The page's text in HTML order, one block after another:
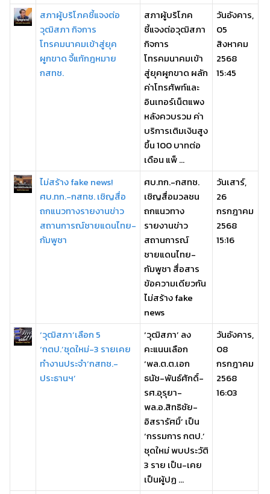
สภาผู้บริโภคชี้แจงต่อ
วุฒิสภา กิจการ
โทรคมนาคมเข้าสู่ยุค
ผูกขาด จี้แก้กฎหมาย
กสทช.
สภาผู้บริโภค
ชี้แจงต่อวุฒิสภา
กิจการ
โทรคมนาคมเข้า
สู่ยุคผูกขาด ผลัก
ค่าโทรศัพท์และ
อินเทอร์เน็ตแพง
หลังควบรวม ค่า
บริการเติมเงินสูง
ขึ้น 100 บาทต่อ
เดือน แพ็ ...
วันอังคาร,
05
สิงหาคม
2568
15:45
ไม่สร้าง fake news!
ศบ.ทก.-กสทช. เชิญสื่อ
ถกแนวทางรายงานข่าว
สถานการณ์ชายแดนไทย-
กัมพูชา
ศบ.ทก.-กสทช.
เชิญสื่อมวลชน
ถกแนวทาง
รายงานข่าว
สถานการณ์
ชายแดนไทย-
กัมพูชา สื่อสาร
ข้อความเดียวกัน
ไม่สร้าง fake
news
วันเสาร์,
26
กรกฎาคม
2568
15:16
‘วุฒิสภา’เลือก 5
‘กตป.’ชุดใหม่-3 รายเคย
ทำงานประจำ‘กสทช.-
ประธานฯ’
‘วุฒิสภา’ ลง
คะแนนเลือก
‘พล.ต.ต.เอก
ธนัช-พันธ์ศักดิ์-
รศ.อุรุยา-
พล.อ.สิทธิชัย-
อิสรารัศมิ์’ เป็น
‘กรรมการ กตป.’
ชุดใหม่ พบประวัติ
3 ราย เป็น-เคย
เป็นผู้ปฏ ...
วันอังคาร,
08
กรกฎาคม
2568
16:03